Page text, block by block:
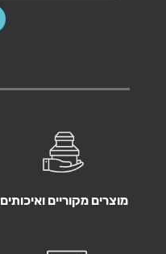
מוצרים מקוריים ואיכותים